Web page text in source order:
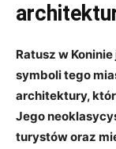
Ratusz w
symboli tego
architektury,
Jego
turystów ​oraz